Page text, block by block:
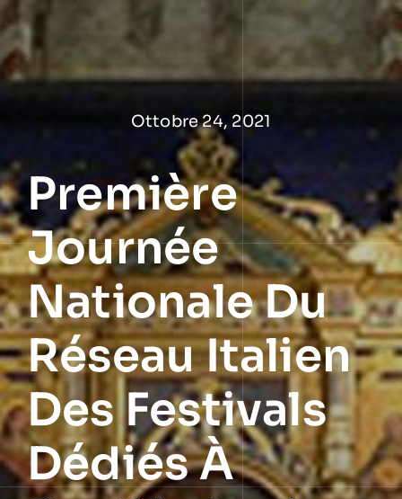
Salta
al
contenuto
Ottobre 24, 2021
Première
Journée
Nationale Du
Réseau Italien
Des Festivals
Dédiés À